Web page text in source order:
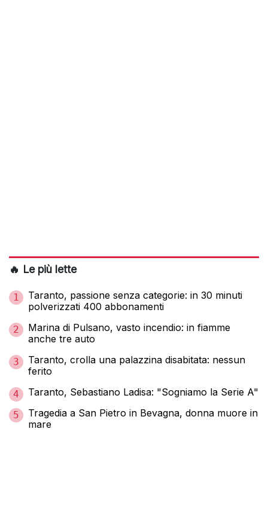
🔥 Le più lette
1
Taranto, passione senza categorie: in 30 minuti
polverizzati 400 abbonamenti
2
Marina di Pulsano, vasto incendio: in fiamme
anche tre auto
3
Taranto, crolla una palazzina disabitata: nessun
ferito
4 Taranto, Sebastiano Ladisa: "Sogniamo la Serie A"
5
Tragedia a San Pietro in Bevagna, donna muore in
mare